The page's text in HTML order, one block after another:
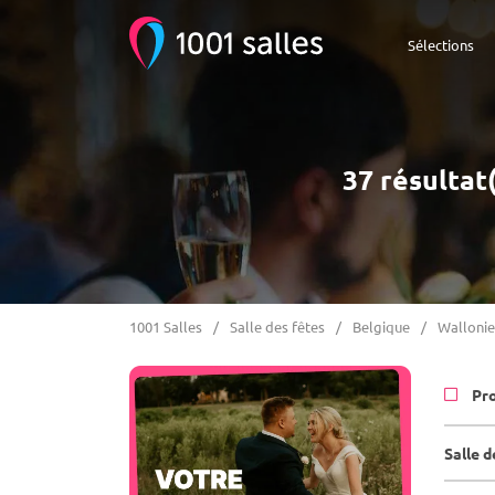
Sélections
37
1001 Salles Salle des fêtes Belgique Wallonie
Salle